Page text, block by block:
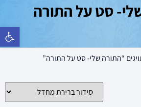
פתח סרגל
סט על התורה
“התורה שלי- סט על התורה”